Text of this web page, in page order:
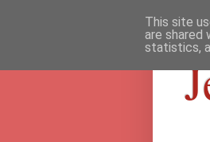
This site
are shared
statistics,